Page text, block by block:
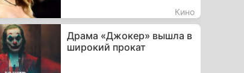
Кино
Драма «Джокер» вышла в
широкий прокат